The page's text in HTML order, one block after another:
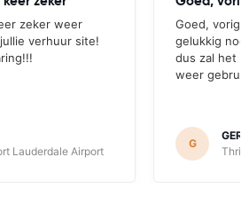
zeker weer
verhuur site!
Lauderdale Airport
Goed,
gelukkig
dus zal het
weer
G